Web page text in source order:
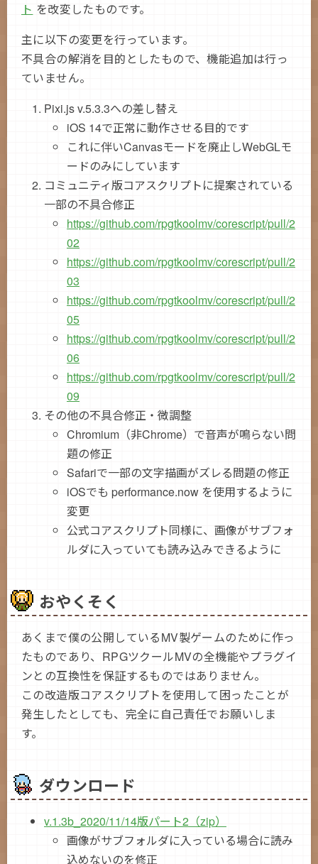
ト を改変したものです。
主に以下の変更を行っています。
不具合の解消を目的としたもので、機能追加は行っ
ていません。
Pixi.js v.5.3.3への差し替え
iOS 14で正常に動作させる目的です
これに伴いCanvasモードを廃止しWebGLモ
ードのみにしています
コミュニティ版コアスクリプトに提案されている
一部の不具合修正
https://github.com/rpgtkoolmv/corescript/pull/2
02
https://github.com/rpgtkoolmv/corescript/pull/2
03
https://github.com/rpgtkoolmv/corescript/pull/2
05
https://github.com/rpgtkoolmv/corescript/pull/2
06
https://github.com/rpgtkoolmv/corescript/pull/2
09
その他の不具合修正・微調整
Chromium（非Chrome）で音声が鳴らない問
題の修正
Safariで一部の文字描画がズレる問題の修正
iOSでも performance.now を使用するように
変更
公式コアスクリプト同様に、画像がサブフォ
ルダに入っていても読み込みできるように
おやくそく
あくまで僕の公開しているMV製ゲームのために作っ
たものであり、RPGツクールMVの全機能やプラグイ
ンとの互換性を保証するものではありません。
この改造版コアスクリプトを使用して困ったことが
発生したとしても、完全に自己責任でお願いしま
す。
ダウンロード
v.1.3b_2020/11/14版パート2（zip）
画像がサブフォルダに入っている場合に読み
込めないのを修正